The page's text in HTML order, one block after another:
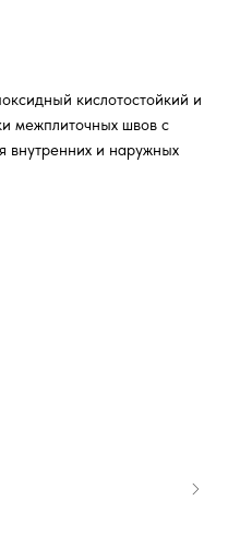
кислотостойкий и
межплиточных швов с
и наружных